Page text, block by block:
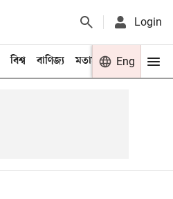
Login
বিশ্ব বাণিজ্য মতামত খেলা
Eng